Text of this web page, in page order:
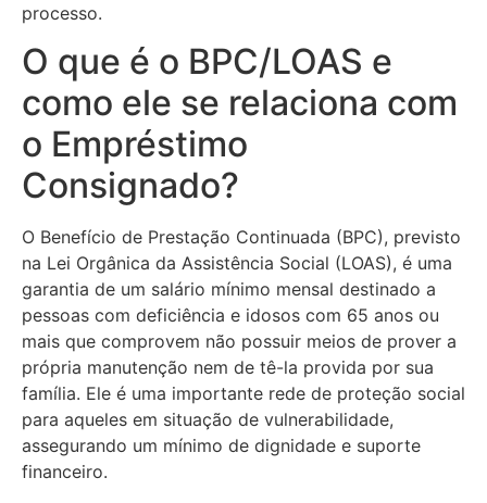
processo.
O que é o BPC/LOAS e
como ele se relaciona com
o Empréstimo
Consignado?
O Benefício de Prestação Continuada (BPC), previsto
na Lei Orgânica da Assistência Social (LOAS), é uma
garantia de um salário mínimo mensal destinado a
pessoas com deficiência e idosos com 65 anos ou
mais que comprovem não possuir meios de prover a
própria manutenção nem de tê-la provida por sua
família. Ele é uma importante rede de proteção social
para aqueles em situação de vulnerabilidade,
assegurando um mínimo de dignidade e suporte
financeiro.